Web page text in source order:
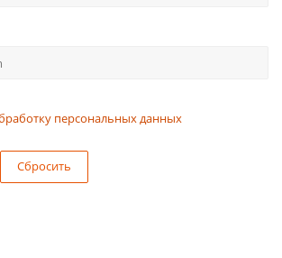
персональных данных
Сбросить